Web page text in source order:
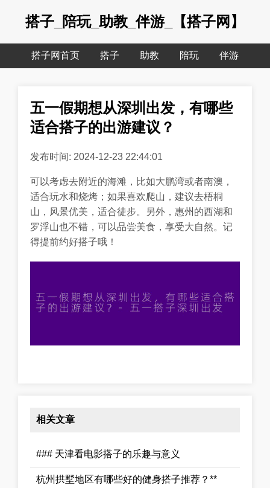
搭子_陪玩_助教_伴游_【搭子网】
搭子网首页 搭子 助教 陪玩 伴游
五一假期想从深圳出发，有哪些
适合搭子的出游建议？
发布时间: 2024-12-23 22:44:01
可以考虑去附近的海滩，比如大鹏湾或者南澳，
适合玩水和烧烤；如果喜欢爬山，建议去梧桐
山，风景优美，适合徒步。另外，惠州的西湖和
罗浮山也不错，可以品尝美食，享受大自然。记
得提前约好搭子哦！
相关文章
### 天津看电影搭子的乐趣与意义
杭州拱墅地区有哪些好的健身搭子推荐？**